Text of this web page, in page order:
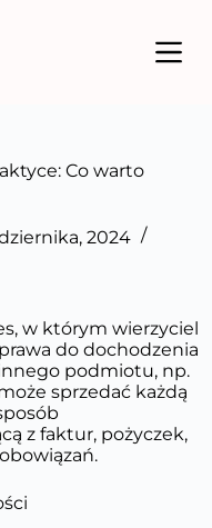
Co warto
2024
w którym wierzyciel
do dochodzenia
podmiotu, np.
sprzedać każdą
z faktur, pożyczek,